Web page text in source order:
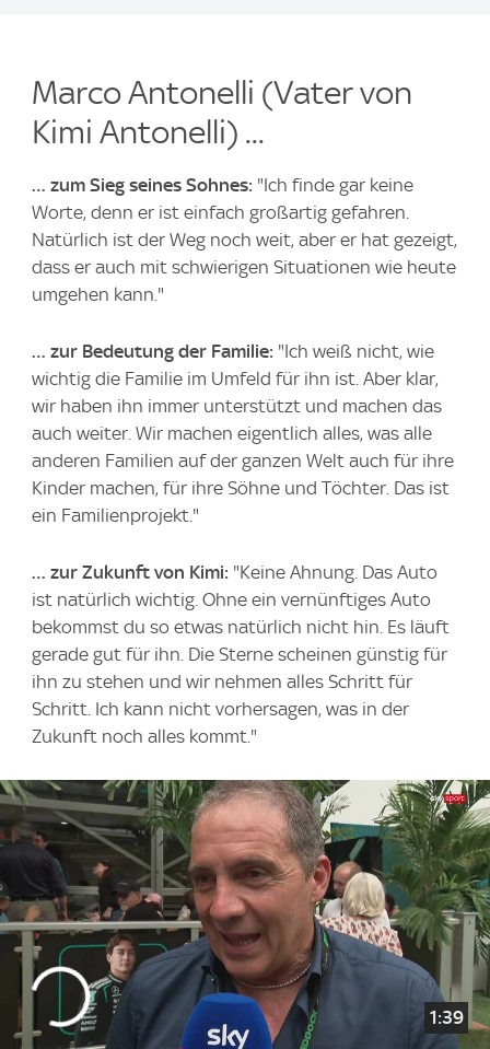
Marco Antonelli (Vater von
Kimi Antonelli) ...
… zum Sieg seines Sohnes: "Ich finde gar keine
Worte, denn er ist einfach großartig gefahren.
Natürlich ist der Weg noch weit, aber er hat gezeigt,
dass er auch mit schwierigen Situationen wie heute
umgehen kann."
… zur Bedeutung der Familie: "Ich weiß nicht, wie
wichtig die Familie im Umfeld für ihn ist. Aber klar,
wir haben ihn immer unterstützt und machen das
auch weiter. Wir machen eigentlich alles, was alle
anderen Familien auf der ganzen Welt auch für ihre
Kinder machen, für ihre Söhne und Töchter. Das ist
ein Familienprojekt."
… zur Zukunft von Kimi: "Keine Ahnung. Das Auto
ist natürlich wichtig. Ohne ein vernünftiges Auto
bekommst du so etwas natürlich nicht hin. Es läuft
gerade gut für ihn. Die Sterne scheinen günstig für
ihn zu stehen und wir nehmen alles Schritt für
Schritt. Ich kann nicht vorhersagen, was in der
Zukunft noch alles kommt."
1:39